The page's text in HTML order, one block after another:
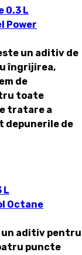
Power
un aditiv de
îngrijirea,
de
toate
tratare a
depunerile de
Octane
un aditiv pentru
puncte